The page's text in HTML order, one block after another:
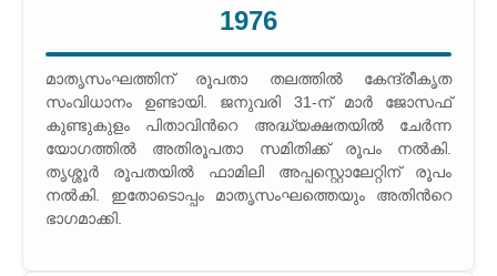
1976
മാതൃസംഘത്തിന് രൂപതാ തലത്തില്‍ കേന്ദ്രീകൃത
സംവിധാനം ഉണ്ടായി. ജനുവരി 31-ന് മാര്‍ ജോസഫ്
കുണ്ടുകുളം പിതാവിന്‍റെ അദ്ധ്യക്ഷതയില്‍ ചേര്‍ന്ന
യോഗത്തില്‍ അതിരൂപതാ സമിതിക്ക് രൂപം നല്‍കി.
തൃശ്ശൂര്‍ രൂപതയില്‍ ഫാമിലി അപ്പസ്റ്റൊലേറ്റിന് രൂപം
നല്‍കി. ഇതോടൊപ്പം മാതൃസംഘത്തെയും അതിന്‍റെ
ഭാഗമാക്കി.